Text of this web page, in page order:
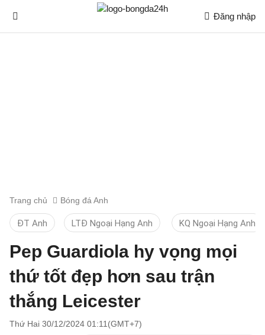
Đăng nhập
Trang chủ Bóng đá Anh
ĐT Anh LTĐ Ngoại Hạng Anh KQ Ngoại Hạng Anh
Pep Guardiola hy vọng mọi
thứ tốt đẹp hơn sau trận
thắng Leicester
Thứ Hai 30/12/2024 01:11(GMT+7)